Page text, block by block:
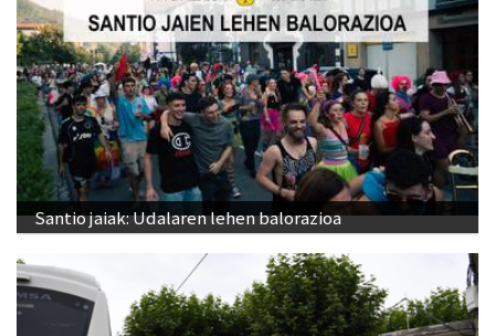
Santio jaiak: Udalaren lehen balorazioa